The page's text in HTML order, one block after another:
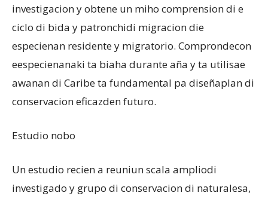
investigacion y obtene un miho comprension di e
ciclo di bida y patronchidi migracion die
especienan residente y migratorio. Comprondecon
eespecienanaki ta biaha durante aña y ta utilisae
awanan di Caribe ta fundamental pa diseñaplan di
conservacion eficazden futuro.
Estudio nobo
Un estudio recien a reuniun scala ampliodi
investigado y grupo di conservacion di naturalesa,